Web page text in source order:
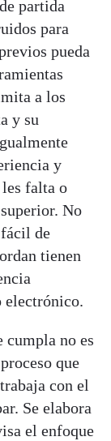
partida
para
pueda
a los
y su
y
falta o
No
de
tienen
cumpla no es
que
con el
Se elabora
el enfoque